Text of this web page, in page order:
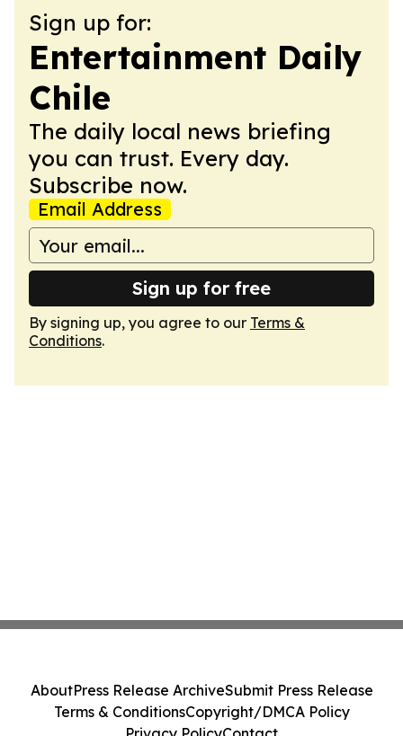
Sign up for:
Entertainment Daily
Chile
The daily local news briefing
you can trust. Every day.
Subscribe now.
Email Address
Sign up for free
By signing up, you agree to our Terms &
Conditions.
AboutPress Release ArchiveSubmit Press Release
Terms & ConditionsCopyright/DMCA Policy